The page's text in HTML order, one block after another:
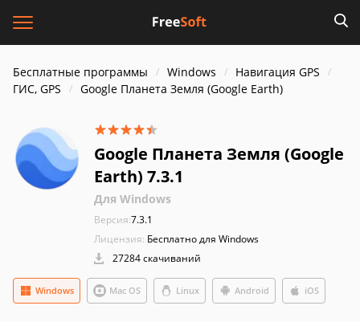
Бесплатные программы Windows
Навигация GPS
ГИС, GPS
Google Планета Земля (Google Earth)
Google Планета Земля (Google
Earth) 7.3.1
Для Windows
Версия:7.3.1
Лицензия: Бесплатно для Windows
27284 скачиваний
Windows Mac OS Linux Android iOS